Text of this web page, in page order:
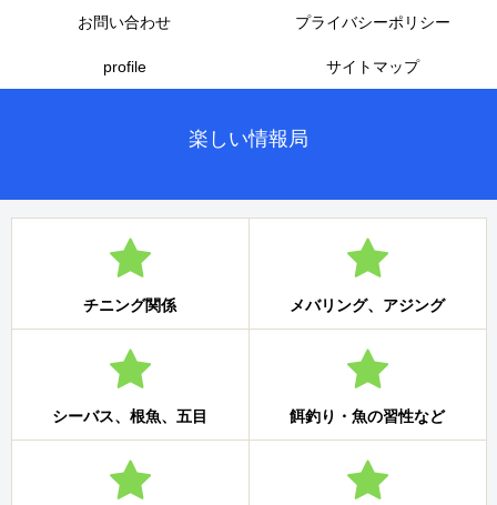
楽しい情報局
お問い合わせ プライバシーポリシー
profile サイトマップ
チニング関係 メバリング、アジング
シーバス、根魚、五目 餌釣り・魚の習性など